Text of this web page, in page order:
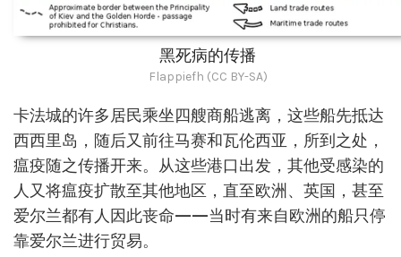
黑死病的传播
Flappiefh (CC BY-SA)
卡法城的许多居民乘坐四艘商船逃离，这些船先抵达
西西里岛，随后又前往马赛和瓦伦西亚，所到之处，
瘟疫随之传播开来。从这些港口出发，其他受感染的
人又将瘟疫扩散至其他地区，直至欧洲、英国，甚至
爱尔兰都有人因此丧命——当时有来自欧洲的船只停
靠爱尔兰进行贸易。